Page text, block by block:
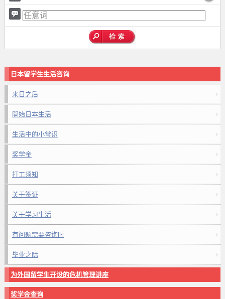
日本留学生生活咨询
来日之后
開始日本生活
生活中的小常识
奖学金
打工须知
关于签证
关于学习生活
有问题需要咨询时
毕业之际
为外国留学生开设的危机管理讲座
奖学金查询